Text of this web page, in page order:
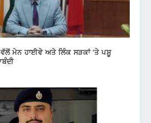
ਵੱਲੋਂ ਮੇਨ ਹਾਈਵੇ ਅਤੇ ਲਿੰਕ ਸੜਕਾਂ ’ਤੇ ਪਸ਼ੂ